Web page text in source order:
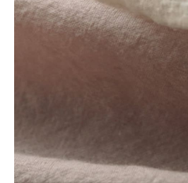
※詳しくはこちら